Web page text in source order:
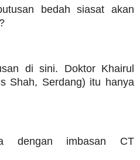
bedah siasat akan
di sini. Doktor Khairul
Shah, Serdang) itu hanya
dengan imbasan CT